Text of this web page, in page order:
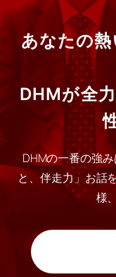
あなたの熱
DHMが全
DHMの一番の強
と、伴走力」お話
様